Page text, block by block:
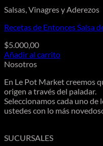
Salsas, Vinagres y Aderezos
Recetas de Entonces Salsa
$5.000,00
Añadir al carrito
Nosotros
En Le Pot Market creemos
origen a través del paladar.
Seleccionamos cada uno de
ustedes con lo más
SUCURSALES